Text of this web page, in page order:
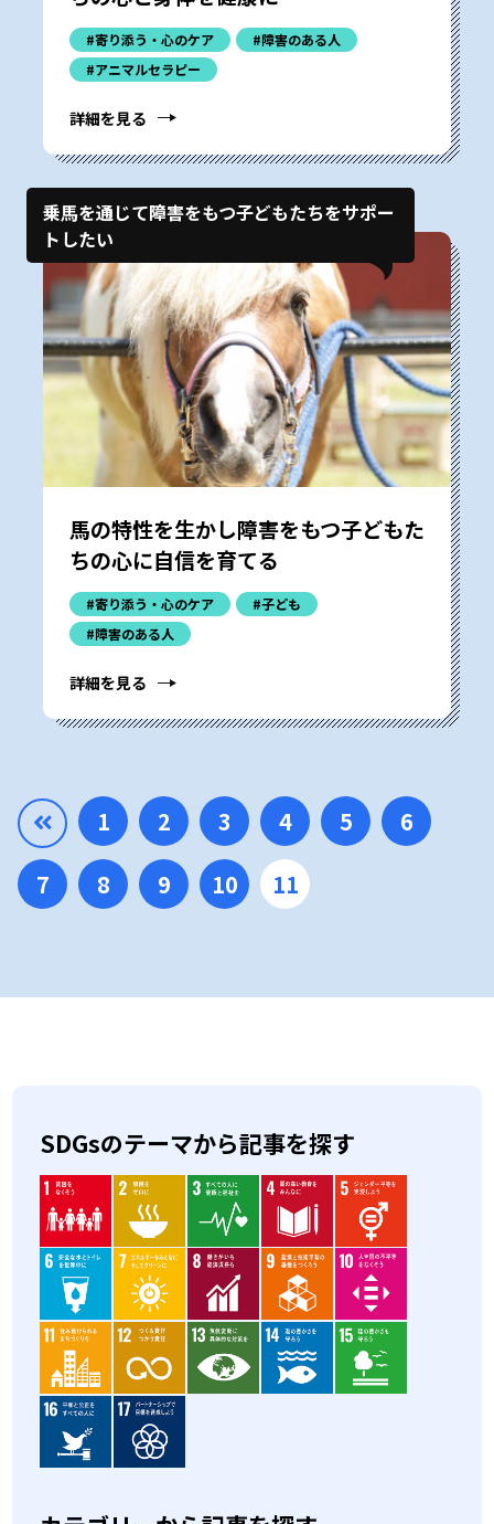
#寄り添う・心のケア
#障害のある人
#アニマルセラピー
詳細を見る
乗馬を通じて障害をもつ子どもたちをサポー
トしたい
馬の特性を生かし障害をもつ子どもた
ちの心に自信を育てる
#寄り添う・心のケア
#子ども
#障害のある人
詳細を見る
1 2 3 4 5
6
7
8 9 10 11
SDGsのテーマから記事を探す